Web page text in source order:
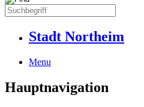
Stadt Northeim
Menu
Hauptnavigation